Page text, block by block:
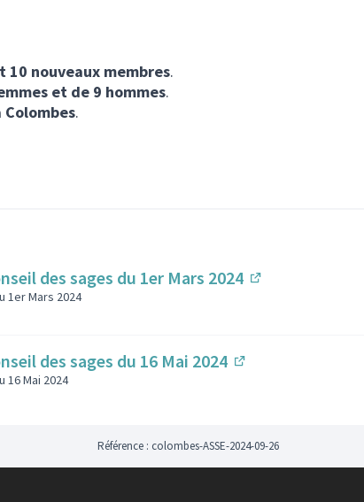
10 nouveaux membres.
et de 9 hommes.
.
des sages du 1er Mars 2024
1er Mars 2024
des sages du 16 Mai 2024
Mai 2024
Référence : colombes-ASSE-2024-09-26